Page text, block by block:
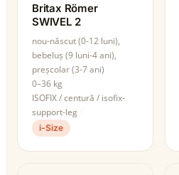
Britax Römer
SWIVEL 2
nou-născut (0-12 luni),
bebeluș (9 luni-4 ani),
preșcolar (3-7 ani)
0–36 kg
ISOFIX / centură / isofix-
support-leg
i-Size